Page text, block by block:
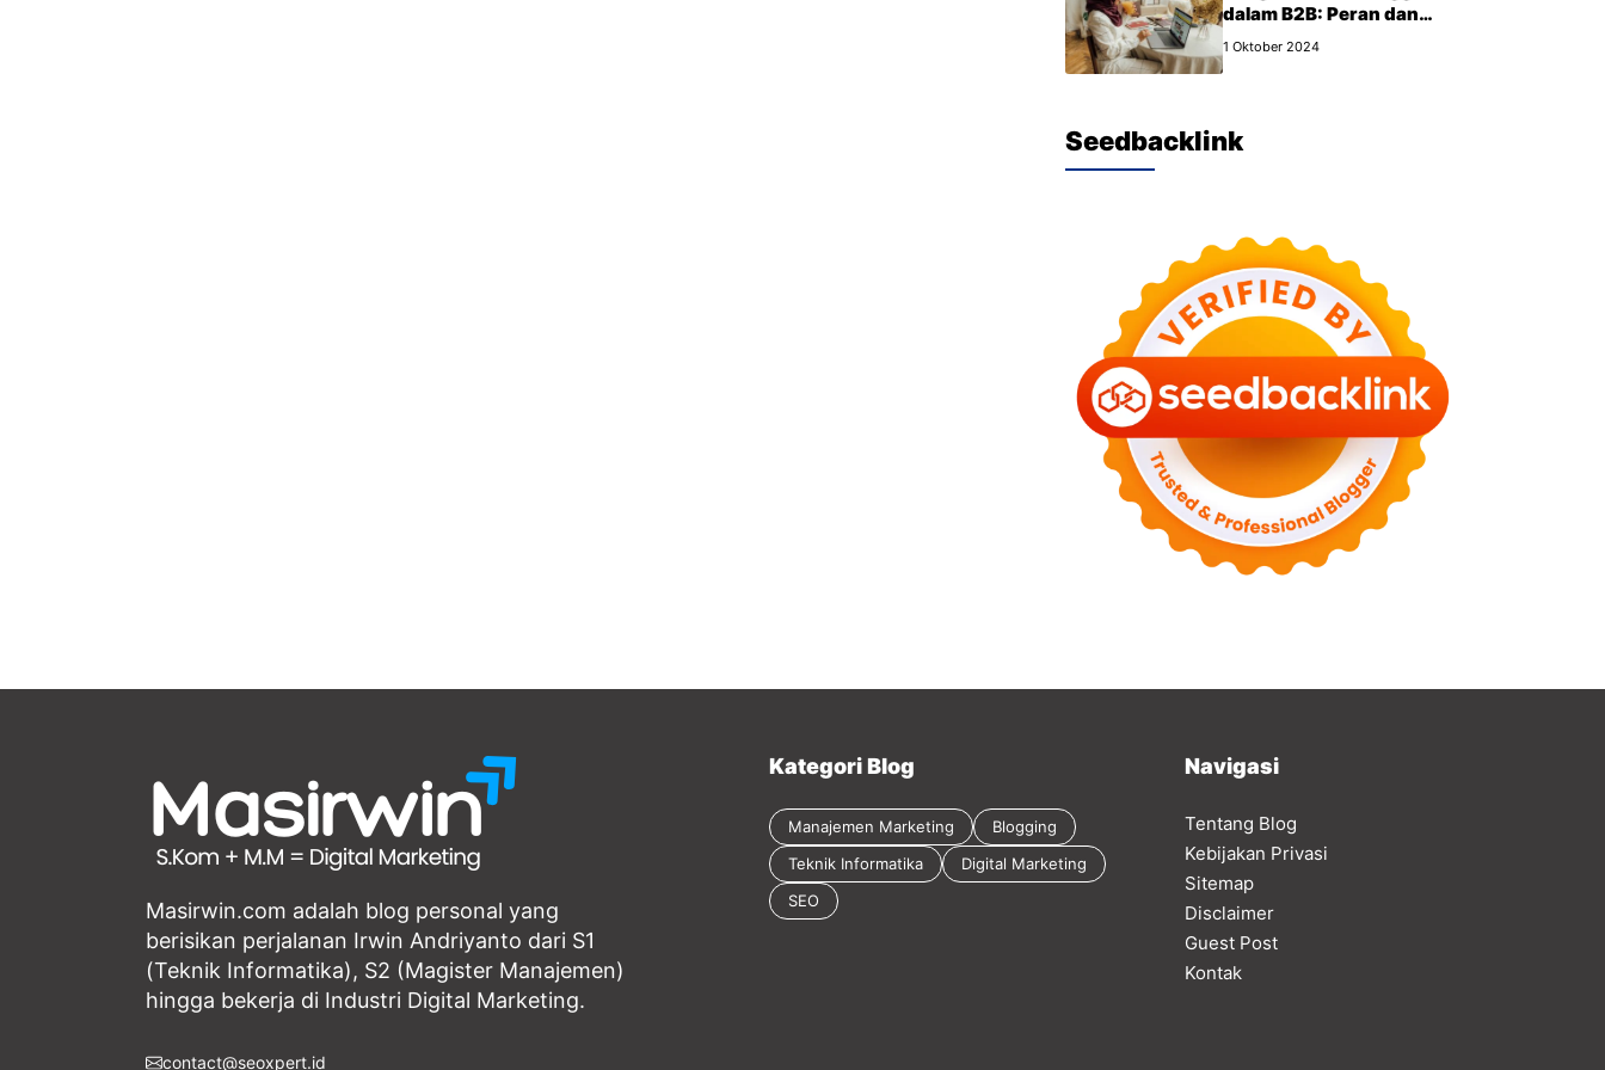
dalam B2B: Peran dan
Manfaat yang Wajib Kamu
1 Oktober 2024
Seedbacklink
Masirwin.com adalah blog personal yang
berisikan perjalanan Irwin Andriyanto dari S1
(Teknik Informatika), S2 (Magister Manajemen)
hingga bekerja di Industri Digital Marketing.
contact@seoxpert.id
Kategori Blog
Manajemen Marketing
Blogging
Teknik Informatika
Digital Marketing
SEO
Navigasi
Tentang Blog
Kebijakan Privasi
Sitemap
Disclaimer
Guest Post
Kontak